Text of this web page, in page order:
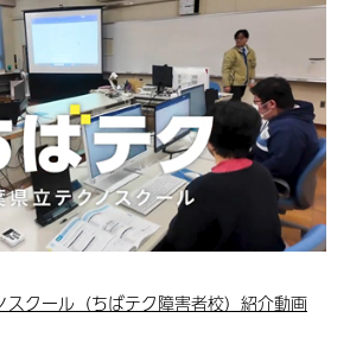
スクール（ちばテク障害者校）紹介動画